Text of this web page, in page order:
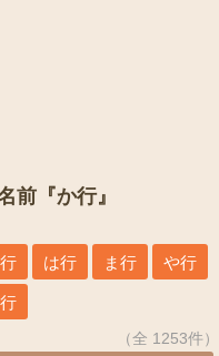
前『か行』
は行 ま行 や行
（全 1253件）